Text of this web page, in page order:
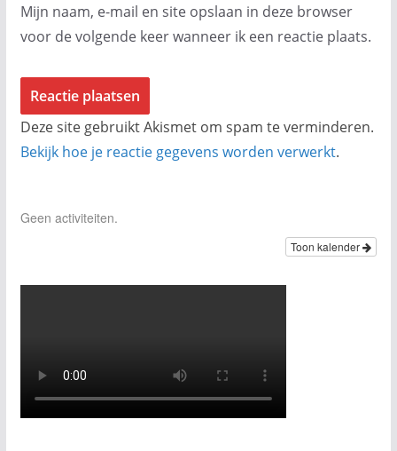
Mijn naam, e-mail en site opslaan in deze browser
voor de volgende keer wanneer ik een reactie plaats.
Deze site gebruikt Akismet om spam te verminderen.
Bekijk hoe je reactie gegevens worden verwerkt.
Geen activiteiten.
Toon kalender